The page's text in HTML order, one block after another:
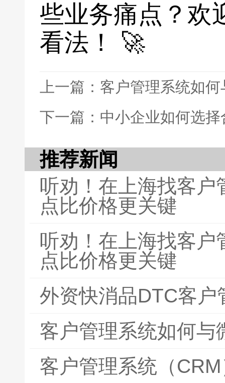
些业务痛点？欢
看法！ 🚀
上一篇：客户管理系统如
下一篇：中小企业如何选
推荐新闻
听劝！在上海找客户
点比价格更关键
听劝！在上海找客户
点比价格更关键
外资快消品DTC客户
客户管理系统如何与
客户管理系统（